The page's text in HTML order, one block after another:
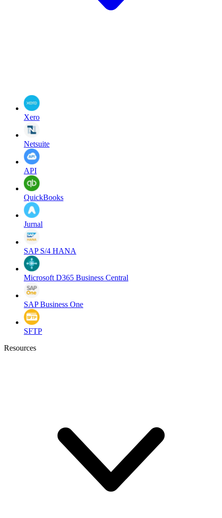
Xero
Netsuite
API
QuickBooks
Jurnal
SAP S/4 HANA
Microsoft D365 Business Central
SAP Business One
SFTP
Resources